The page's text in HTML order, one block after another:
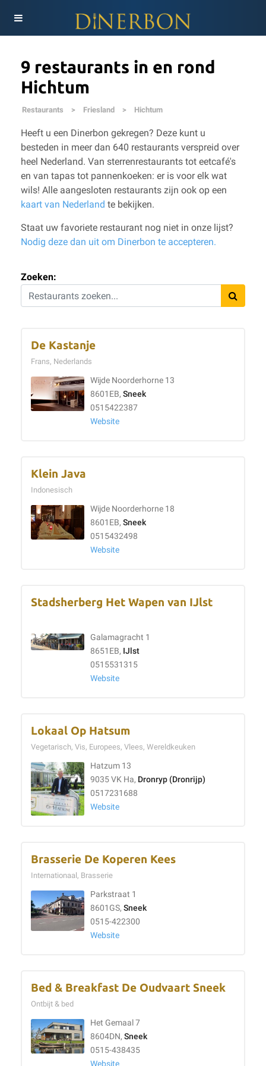
9 restaurants in en rond
Hichtum
Restaurants > Friesland > Hichtum
Heeft u een Dinerbon gekregen? Deze kunt u
besteden in meer dan 640 restaurants verspreid over
heel Nederland. Van sterrenrestaurants tot eetcafé's
en van tapas tot pannenkoeken: er is voor elk wat
wils! Alle aangesloten restaurants zijn ook op een
kaart van Nederland te bekijken.
Staat uw favoriete restaurant nog niet in onze lijst?
Nodig deze dan uit om Dinerbon te accepteren.
Zoeken:
De Kastanje
Frans, Nederlands
Wijde Noorderhorne 13
8601EB, Sneek
0515422387
Website
Klein Java
Indonesisch
Wijde Noorderhorne 18
8601EB, Sneek
0515432498
Website
Stadsherberg Het Wapen van IJlst
Galamagracht 1
8651EB, IJlst
0515531315
Website
Lokaal Op Hatsum
Vegetarisch, Vis, Europees, Vlees, Wereldkeuken
Hatzum 13
9035 VK Ha, Dronryp (Dronrijp)
0517231688
Website
Brasserie De Koperen Kees
Internationaal, Brasserie
Parkstraat 1
8601GS, Sneek
0515-422300
Website
Bed & Breakfast De Oudvaart Sneek
Ontbijt & bed
Het Gemaal 7
8604DN, Sneek
0515-438435
Website